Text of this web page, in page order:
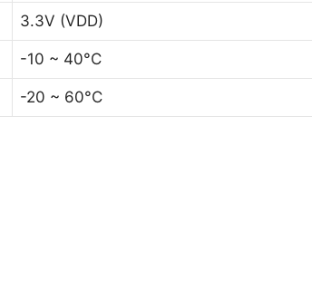
3.3V (VDD)
-10 ~ 40°C
-20 ~ 60°C